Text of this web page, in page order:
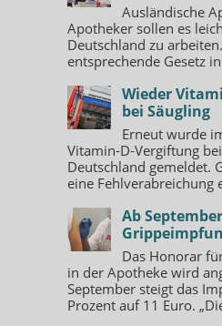
Ausländische
Apotheker sollen es
Deutschland zu
entsprechende Gesetz
Wieder
bei Säugling
Erneut wurde
Vitamin-D-Vergiftung
Deutschland gemeldet.
eine Fehlverabreichung
Ab
Das Honorar
in der Apotheke wird
September steigt das
Prozent auf 11 Euro.